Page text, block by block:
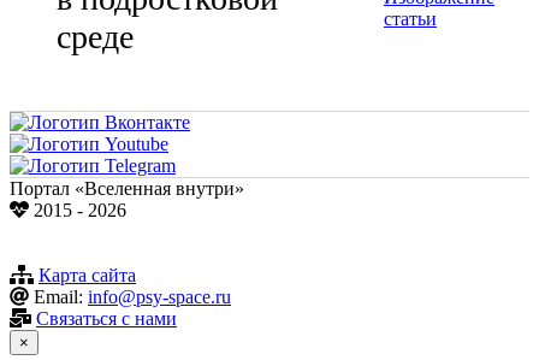
среде
Портал «Вселенная внутри»
2015 - 2026
Карта сайта
Email: info@psy-space.ru
Связаться с нами
×